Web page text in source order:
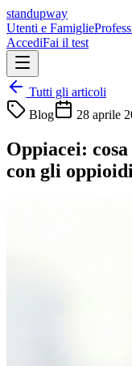
standupway
Utenti e Famiglie
AccediFai il test
Tutti gli articoli
Blog
28 aprile
Oppiacei:
con gli oppioidi